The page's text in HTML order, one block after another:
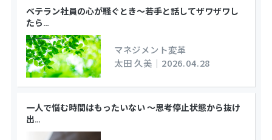
ベテラン社員の心が騒ぐとき～若手と話してザワザワし
たら…
マネジメント変革
太田 久美 ｜ 2026.04.28
一人で悩む時間はもったいない ～思考停止状態から抜け
出…